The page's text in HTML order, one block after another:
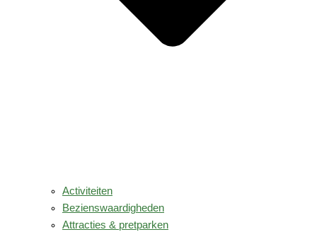
Activiteiten
Bezienswaardigheden
Attracties & pretparken